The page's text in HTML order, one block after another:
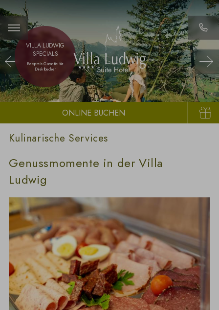
Buchen
VILLA LUDWIG
SPECIALS
Bestpreis-Garantie für
Direktbucher
Kulinarische Services
Genussmomente in der Villa
Ludwig